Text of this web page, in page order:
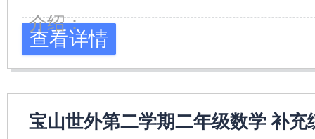
介绍：
查看详情
宝山世外第二学期二年级数学 补